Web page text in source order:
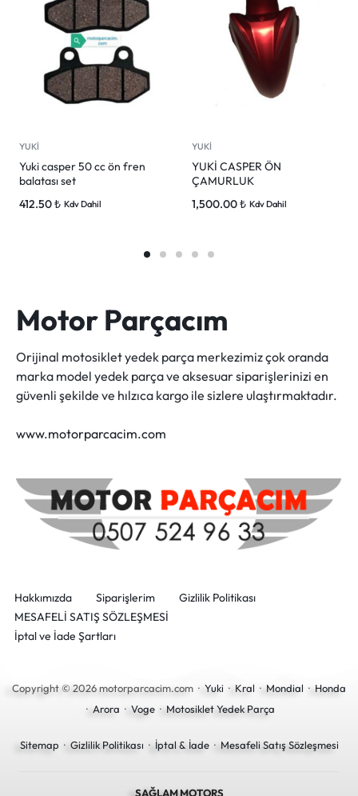
YUKİ
Yuki casper 50 cc ön fren
balatası set
412.50₺ Kdv Dahil
YUKİ
YUKİ CASPER ÖN
ÇAMURLUK
1,500.00₺ Kdv Dahil
Motor Parçacım
Orijinal motosiklet yedek parça merkezimiz çok oranda
marka model yedek parça ve aksesuar siparişlerinizi en
güvenli şekilde ve hılzıca kargo ile sizlere ulaştırmaktadır.
www.motorparcacim.com
Hakkımızda Siparişlerim
Gizlilik Politikası
MESAFELİ SATIŞ SÖZLEŞMESİ
İptal ve İade Şartları
Copyright © 2026 motorparcacim.com · Yuki · Kral · Mondial · Honda
· Arora · Voge· Motosiklet Yedek Parça
Sitemap · Gizlilik Politikası · İptal & İade· Mesafeli Satış Sözleşmesi
SAĞLAM MOTORS